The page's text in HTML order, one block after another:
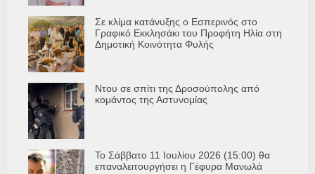
Σε κλίμα κατάνυξης ο Εσπερινός στο
Γραφικό Εκκλησάκι του Προφήτη Ηλία στη
Δημοτική Κοινότητα Φυλής
Ντου σε σπίτι της Δροσούπολης από
κομάντος της Αστυνομίας
Το Σάββατο 11 Ιουλίου 2026 (15:00) θα
επαναλειτουργήσει η Γέφυρα Μανωλά